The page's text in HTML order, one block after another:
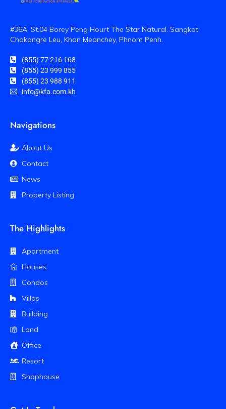
#36A, St.04 Borey Peng Hourt The Star Natural. Sangkat
Chakangre Leu, Khan Meanchey, Phnom Penh.
(855) 77 216 168
(855) 23 999 855
(855) 23 988 911
info@kfa.com.kh
Navigations
About Us
Contact
News
Property Listing
The Highlights
Apartment
Houses
Condos
Villas
Building
Land
Office
Resort
Shophouse